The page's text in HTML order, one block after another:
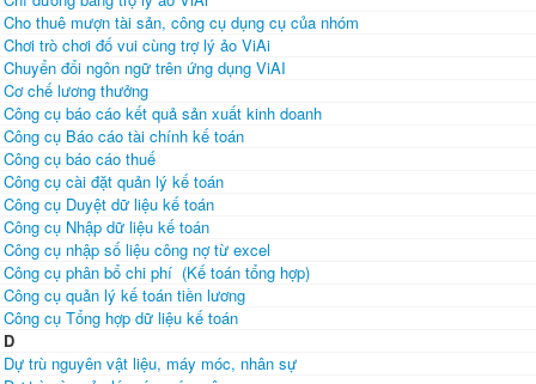
Cho thuê mượn tài sản, công cụ dụng cụ của nhóm
Chơi trò chơi đố vui cùng trợ lý ảo ViAi
Chuyển đổi ngôn ngữ trên ứng dụng ViAI
Cơ chế lương thưởng
Công cụ báo cáo kết quả sản xuất kinh doanh
Công cụ Báo cáo tài chính kế toán
Công cụ báo cáo thuế
Công cụ cài đặt quản lý kế toán
Công cụ Duyệt dữ liệu kế toán
Công cụ Nhập dữ liệu kế toán
Công cụ nhập số liệu công nợ từ excel
Công cụ phân bổ chi phí (Kế toán tổng hợp)
Công cụ quản lý kế toán tiền lương
Công cụ Tổng hợp dữ liệu kế toán
D
Dự trù nguyên vật liệu, máy móc, nhân sự